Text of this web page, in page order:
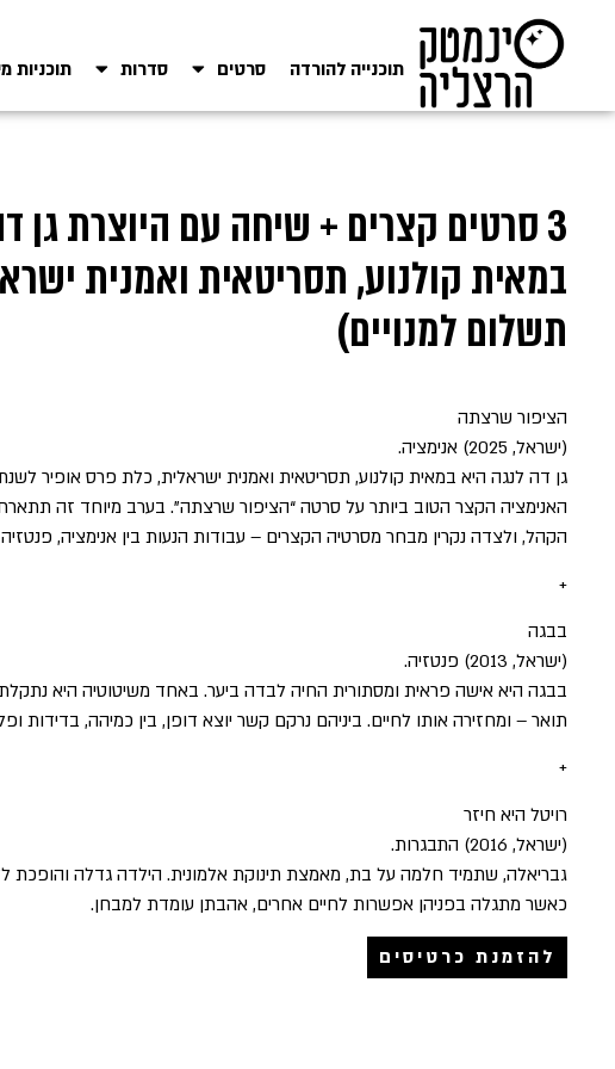
תוכנייה להורדה סרטים סדרות תוכניות
3 סרטים קצרים + שיחה עם היוצרת גן
במאית קולנוע, תסריטאית ואמנית
תשלום למנויים)
הציפור שרצתה
(ישראל, 2025) אנימציה.
האנימציה הקצר הטוב ביותר על סרטה “הציפור שרצתה”. בערב מיוחד זה
הקהל, ולצדה נקרין מבחר מסרטיה הקצרים – עבודות הנעות בין אנימציה,
+
בבגה
(ישראל, 2013) פנטזיה.
בבגה היא אישה פראית ומסתורית החיה לבדה ביער. באחד משיטוטיה היא
תואר – ומחזירה אותו לחיים. ביניהם נרקם קשר יוצא דופן, בין כמיהה, בדידות
+
רויטל היא חיזר
(ישראל, 2016) התבגרות.
גבריאלה, שתמיד חלמה על בת, מאמצת תינוקת אלמונית. הילדה גדלה והופכת
כאשר מתגלה בפניהן אפשרות לחיים אחרים, אהבתן עומדת למבחן.
להזמנת כרטיסים